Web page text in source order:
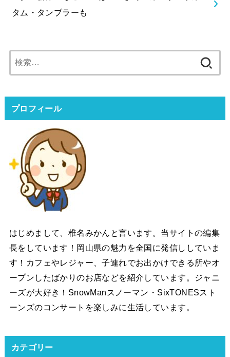
タム・タンブラーも
索:
プロフィール
はじめまして、椎名みかんと言います。当サイトの編集
長をしています！岡山県の魅力を全国に発信ししていま
す！カフェやレジャー、子連れでお出かけできる所やオ
ープンしたばかりのお店などを紹介しています。ジャニ
ーズが大好き！SnowManスノーマン・SixTONESスト
ーンズのコンサートを楽しみに生活しています。
カテゴリー